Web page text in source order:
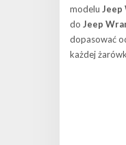
modelu Jeep
do Jeep
dopasować
każdej